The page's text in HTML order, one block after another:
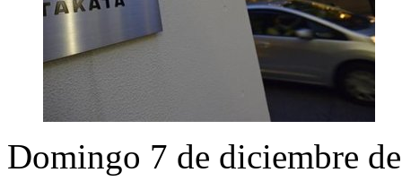
Domingo 7 de diciembre